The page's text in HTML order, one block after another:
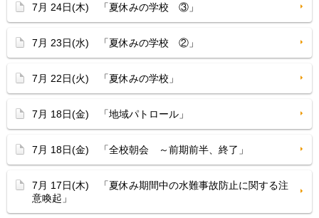
7月 24日(木) 「夏休みの学校 ③」
7月 23日(水) 「夏休みの学校 ②」
7月 22日(火) 「夏休みの学校」
7月 18日(金) 「地域パトロール」
7月 18日(金) 「全校朝会 ～前期前半、終了」
7月 17日(木) 「夏休み期間中の水難事故防止に関する注
意喚起」